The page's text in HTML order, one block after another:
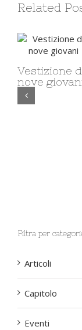
Related
Vestizione
nove
Filtra per
Articoli
Capitolo
Eventi